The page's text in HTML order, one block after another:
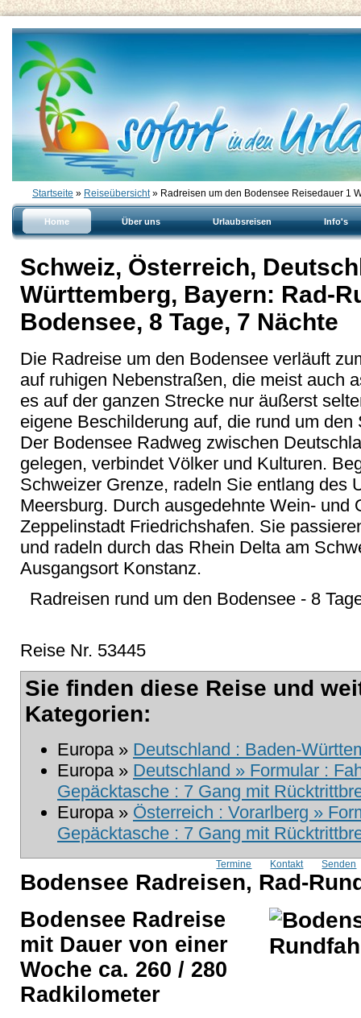
Startseite » Reiseübersicht» Radreisen um den Bodensee Reisedauer 1
Home Über uns Urlaubsreisen Info's
Schweiz, Österreich,
Württemberg, Bayern: Rad-
Bodensee, 8 Tage, 7 Nächte
Die Radreise um den Bodensee verläuft
auf ruhigen Nebenstraßen, die meist auch
es auf der ganzen Strecke nur äußerst
eigene Beschilderung auf, die rund um
Der Bodensee Radweg zwischen
gelegen, verbindet Völker und Kulturen.
Schweizer Grenze, radeln Sie entlang des
Meersburg. Durch ausgedehnte Wein- und
Zeppelinstadt Friedrichshafen. Sie
und radeln durch das Rhein Delta am
Ausgangsort Konstanz.
Radreisen rund um den Bodensee - 8
Reise Nr. 53445
Sie finden diese Reise und
Kategorien:
Europa » Deutschland : Baden-
Europa » Deutschland » Formular :
Gepäcktasche : 7 Gang mit
Europa » Österreich : Vorarlberg »
Gepäcktasche : 7 Gang mit
Termine Kontakt Senden
Bodensee Radreisen, Rad-
Bodensee Radreise
mit Dauer von einer
Woche ca. 260 / 280
Radkilometer